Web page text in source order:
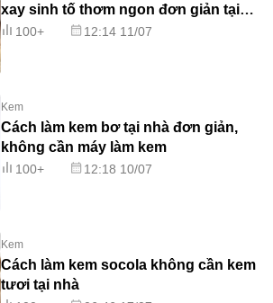
xay sinh tố thơm ngon đơn giản tại
nhà100+ 12:14 11/07
Kem
Cách làm kem bơ tại nhà đơn giản,
không cần máy làm kem
100+ 12:18 10/07
Kem
Cách làm kem socola không cần kem
tươi tại nhà